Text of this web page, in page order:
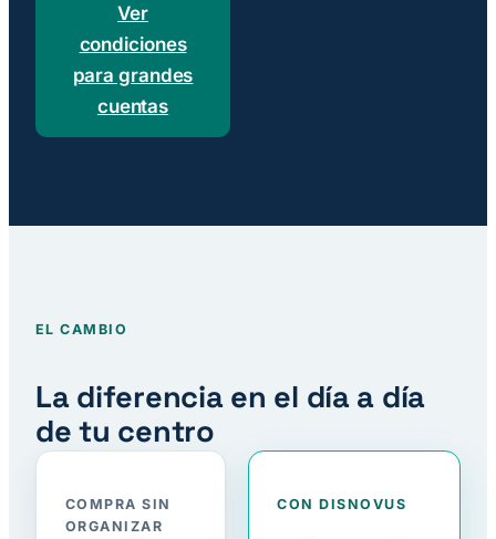
Ver
condiciones
para grandes
cuentas
EL CAMBIO
La diferencia en el día a día
de tu centro
COMPRA SIN
ORGANIZAR
CON DISNOVUS